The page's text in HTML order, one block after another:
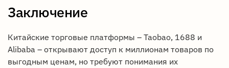
Заключение
Китайские торговые платформы – Taobao, 1688 и
Alibaba – открывают доступ к миллионам товаров по
выгодным ценам, но требуют понимания их